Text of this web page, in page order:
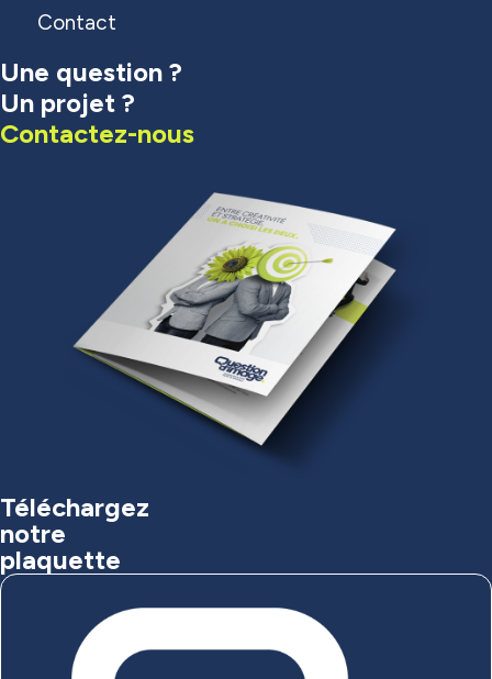
Contact
Une question ?
Un projet ?
Contactez-nous
Téléchargez
notre
plaquette